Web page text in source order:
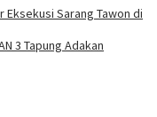
Eksekusi Sarang Tawon di
3 Tapung Adakan